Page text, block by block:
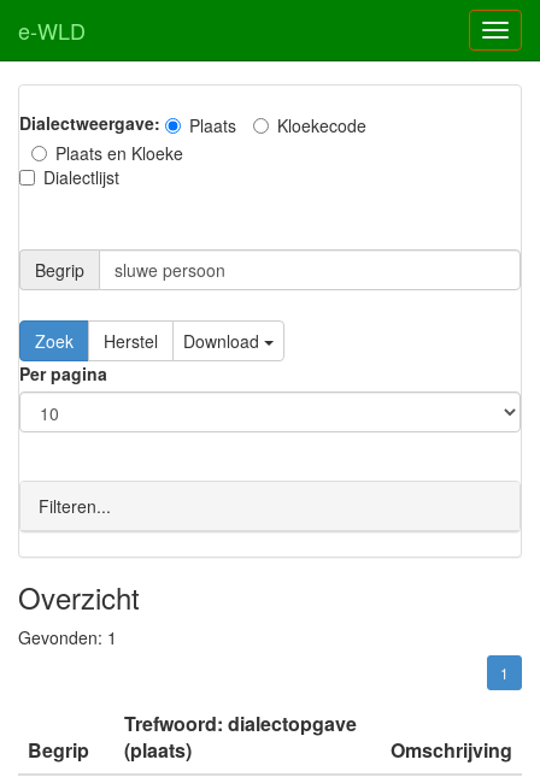
e-WLD
Dialectweergave: Plaats
Kloekecode
Plaats en Kloeke
Dialectlijst
Begrip
Zoek Herstel
Download
Per pagina
Filteren...
Overzicht
Gevonden: 1
1
Begrip
Trefwoord: dialectopgave
(plaats)
Omschrijving